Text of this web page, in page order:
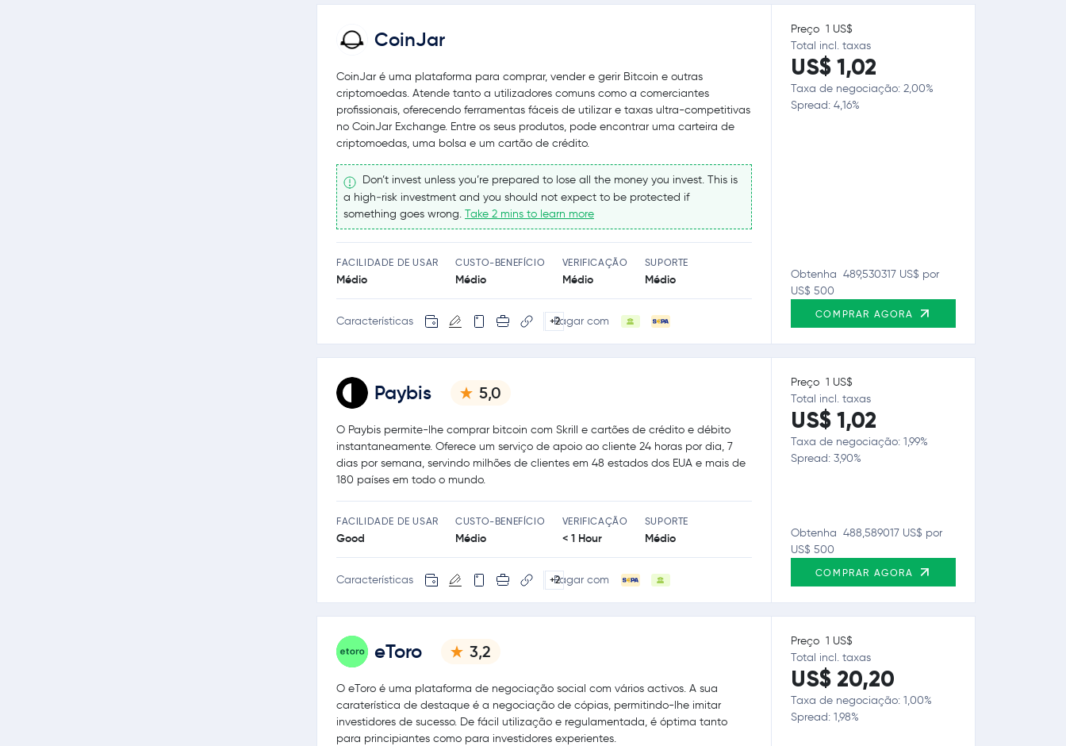
CoinJar
CoinJar é uma plataforma para comprar, vender e gerir Bitcoin e outras
criptomoedas. Atende tanto a utilizadores comuns como a comerciantes
profissionais, oferecendo ferramentas fáceis de utilizar e taxas ultra-competitivas
no CoinJar Exchange. Entre os seus produtos, pode encontrar uma carteira de
criptomoedas, uma bolsa e um cartão de crédito.
Don’t invest unless you’re prepared to lose all the money you invest. This is
a high‑risk investment and you should not expect to be protected if
something goes wrong. Take 2 mins to learn more
FACILIDADE DE USAR
Médio
CUSTO-BENEFÍCIO
Médio
VERIFICAÇÃO
Médio
SUPORTE
Médio
Características +2Pagar com
Preço 1 US$
Total incl. taxas
US$ 1,02
Taxa de negociação: 2,00%
Spread: 4,16%
Obtenha 489,530317 US$ por
US$ 500
COMPRAR AGORA
Paybis 5,0
O Paybis permite-lhe comprar bitcoin com Skrill e cartões de crédito e débito
instantaneamente. Oferece um serviço de apoio ao cliente 24 horas por dia, 7
dias por semana, servindo milhões de clientes em 48 estados dos EUA e mais de
180 países em todo o mundo.
FACILIDADE DE USAR
Good
CUSTO-BENEFÍCIO
Médio
VERIFICAÇÃO
< 1 Hour
SUPORTE
Médio
Características +2Pagar com
Preço 1 US$
Total incl. taxas
US$ 1,02
Taxa de negociação: 1,99%
Spread: 3,90%
Obtenha 488,589017 US$ por
US$ 500
COMPRAR AGORA
eToro 3,2
O eToro é uma plataforma de negociação social com vários activos. A sua
caraterística de destaque é a negociação de cópias, permitindo-lhe imitar
investidores de sucesso. De fácil utilização e regulamentada, é óptima tanto
para principiantes como para investidores experientes.
Preço 1 US$
Total incl. taxas
US$ 20,20
Taxa de negociação: 1,00%
Spread: 1,98%